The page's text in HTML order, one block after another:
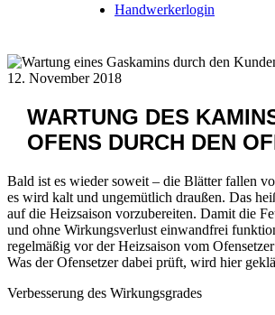
Handwerkerlogin
12. November 2018
WARTUNG DES
OFENS DURCH DEN
Bald ist es wieder soweit – die Blätter fallen
es wird kalt und ungemütlich draußen. Das
auf die Heizsaison vorzubereiten. Damit die
und ohne Wirkungsverlust einwandfrei
regelmäßig vor der Heizsaison vom
Was der Ofensetzer dabei prüft, wird hier
Verbesserung des Wirkungsgrades